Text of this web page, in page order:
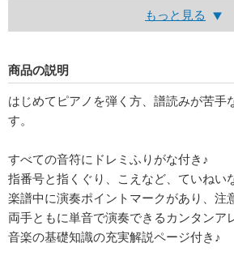
もっと見る
商品の説明
はじめてピアノを弾く方、譜読みが苦手
す。
すべての音符にドレミふりがな付き♪
指番号と指くぐり、こえなど、ていねい
楽譜中に演奏ポイントマークがあり、注
両手ともに単音で演奏できるカンタンア
音楽の基礎知識の充実解説ページ付き♪